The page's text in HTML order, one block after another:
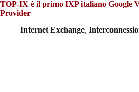
TOP-IX è il primo IXP italiano Google
Provider
Internet Exchange,